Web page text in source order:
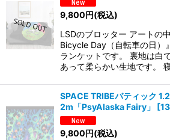
9,800円(税込)
LSDのブロッター アートの
Bicycle Day（自転車の日）
ランケットです。 裏地は白
あって柔らかい生地です。
SPACE TRIBEバティック
2m「PsyAlaska Fairy」
[
9,800円(税込)